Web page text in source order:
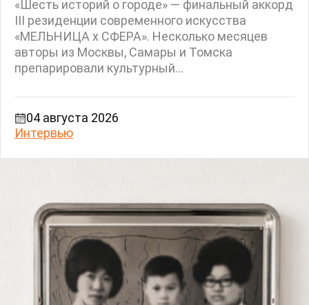
«Шесть историй о городе» — финальный аккорд
III резиденции современного искусства
«МЕЛЬНИЦА х СФЕРА». Несколько месяцев
авторы из Москвы, Самары и Томска
препарировали культурный...
04 августа 2026
Интервью